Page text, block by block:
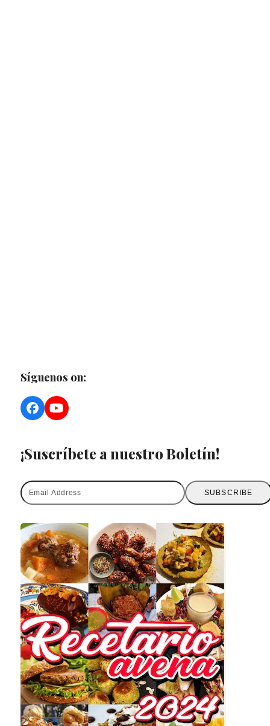
Síguenos on:
Facebook
YouTube
¡Suscríbete a nuestro Boletín!
Email
Address
SUBSCRIBE